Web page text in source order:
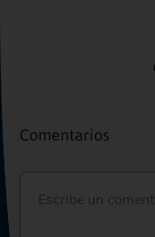
Comentarios